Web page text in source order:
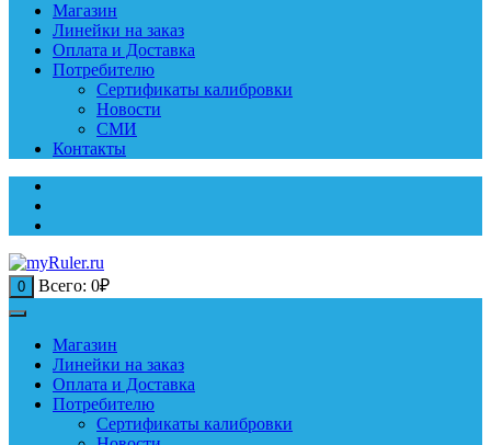
Магазин
Линейки на заказ
Оплата и Доставка
Потребителю
Сертификаты калибровки
Новости
СМИ
Контакты
0 Всего: 0₽
Магазин
Линейки на заказ
Оплата и Доставка
Потребителю
Сертификаты калибровки